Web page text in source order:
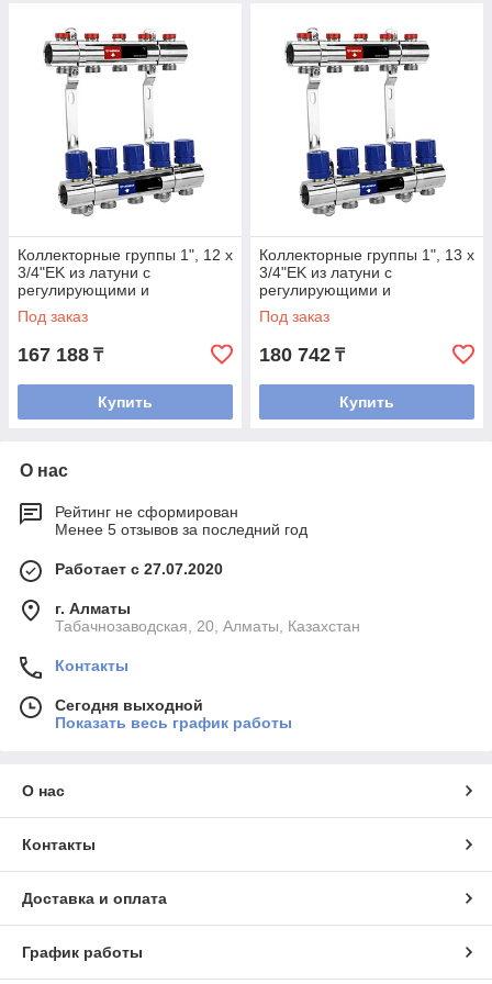
Коллекторные группы 1", 12 x
3/4"EK из латуни с
регулирующими и
балансировочными
клапанами
Под заказ
167 188 ₸
Купить
Коллекторные группы 1", 13 x
3/4"EK из латуни с
регулирующими и
балансировочными
клапанами
Под заказ
180 742 ₸
Купить
О нас
Рейтинг не сформирован
Менее 5 отзывов за последний год
Работает с 27.07.2020
г. Алматы
Табачнозаводская, 20, Алматы, Казахстан
Контакты
Сегодня выходной
Показать весь график работы
О нас
Контакты
Доставка и оплата
График работы